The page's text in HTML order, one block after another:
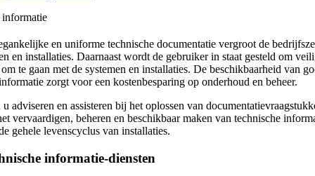
informatie
en uniforme technische documentatie vergroot de
en installaties. Daarnaast wordt de gebruiker in staat gesteld om
te gaan met de systemen en installaties. De beschikbaarheid van
zorgt voor een kostenbesparing op onderhoud en beheer.
adviseren en assisteren bij het oplossen van
vervaardigen, beheren en beschikbaar maken van technische
gehele levenscyclus van installaties.
informatie-diensten